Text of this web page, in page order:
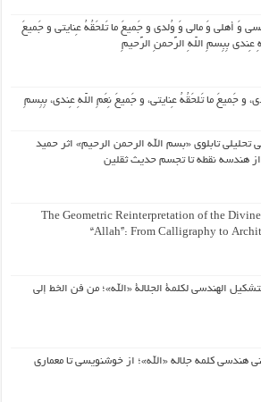
وَ أهلی وَ مالی وَ وُلدی و جَمیعَ ما تَلحَقُهُ عِنایتی و جَمیعَ
عِندی بِبِسمِ اللّهِ الرَّحمنِ الرَّحیمِ
و جَمیعَ ما تَلحَقُهُ عِنایتی، و جَمیعَ نِعَمِ اللّهِ عِندی، بِبِسمِ
تحلیلی تابلوی «بسم الله الرحمن الرحیم» اثر حمید
از هندسه نقطه تا تجسم حدیث ثقلین
The Geometric Reinterpretation of the
“Allah”: From Calligraphy to
الهندسي لكلمة الجلالة «الله»؛ من فن الخط إلى
هندسی کلمه جلاله «الله»؛ از خوشنویسی تا معماری